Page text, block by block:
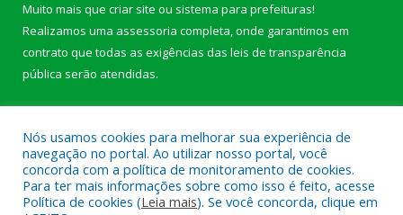
Muito mais que criar site ou sistema para prefeituras!
Realizamos uma assessoria completa, onde garantimos em
contrato que todas as exigências das leis de transparência
pública serão atendidas.
Todos os direitos reservados a Prefeitura Municipal de Afuá.
Nós usamos cookies para melhorar sua experiência de
navegação no portal. Ao utilizar nosso portal, você
concorda com a política de monitoramento de cookies.
Para ter mais informações sobre como isso é feito, acesse
Política de cookies (Leia mais). Se você concorda, clique em